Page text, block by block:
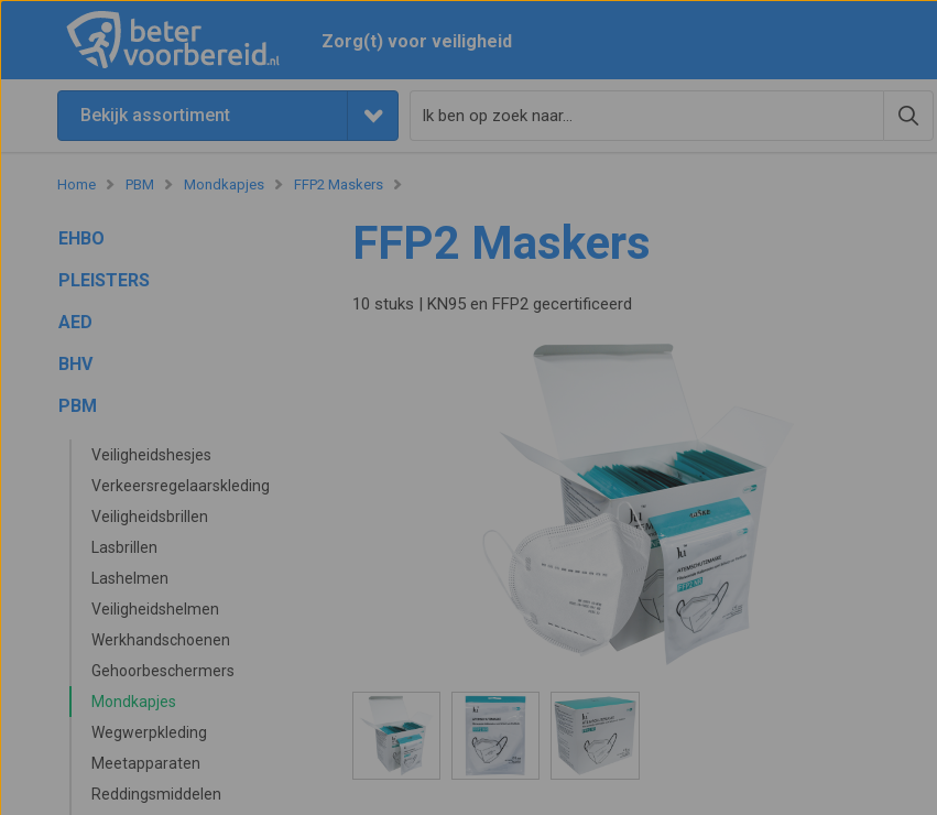
Zorg(t) voor veiligheid
Bekijk assortiment
Home PBM Mondkapjes FFP2 Maskers
EHBO
PLEISTERS
AED
BHV
PBM
Veiligheidshesjes
Verkeersregelaarskleding
Veiligheidsbrillen
Lasbrillen
Lashelmen
Veiligheidshelmen
Werkhandschoenen
Gehoorbeschermers
Mondkapjes
Wegwerpkleding
Meetapparaten
Reddingsmiddelen
FFP2 Maskers
10 stuks | KN95 en FFP2 gecertificeerd